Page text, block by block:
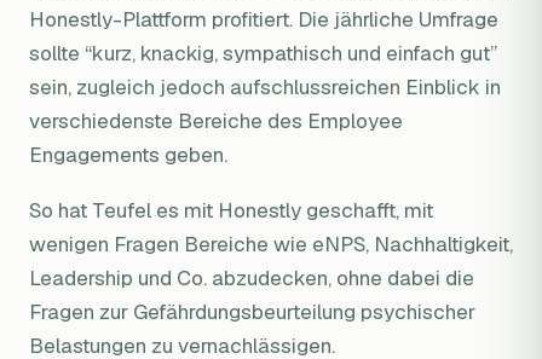
Honestly-Plattform profitiert. Die jährliche Umfrage
sollte “kurz, knackig, sympathisch und einfach gut”
sein, zugleich jedoch aufschlussreichen Einblick in
verschiedenste Bereiche des Employee
Engagements geben.
So hat Teufel es mit Honestly geschafft, mit
wenigen Fragen Bereiche wie eNPS, Nachhaltigkeit,
Leadership und Co. abzudecken, ohne dabei die
Fragen zur Gefährdungsbeurteilung psychischer
Belastungen zu vernachlässigen.